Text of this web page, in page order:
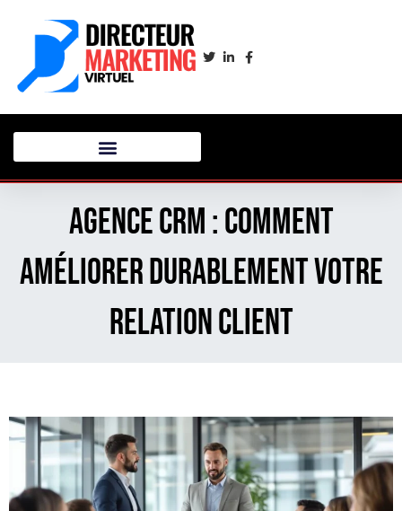
Agence CRM : comment
améliorer durablement votre
relation client